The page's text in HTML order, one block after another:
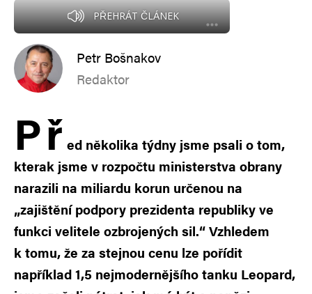
PŘEHRÁT ČLÁNEK
Petr Bošnakov
Redaktor
Př ed několika týdny jsme psali o tom,
kterak jsme v rozpočtu ministerstva obrany
narazili na miliardu korun určenou na
„zajištění podpory prezidenta republiky ve
funkci velitele ozbrojených sil.“ Vzhledem
k tomu, že za stejnou cenu lze pořídit
například 1,5 nejmodernějšího tanku Leopard,